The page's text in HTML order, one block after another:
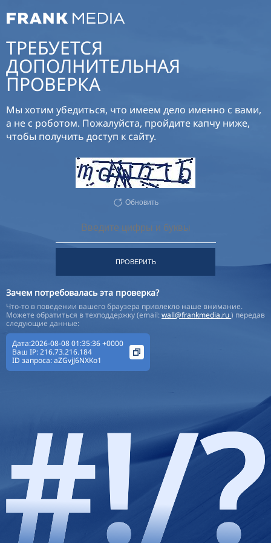
ТРЕБУЕТСЯ
ДОПОЛНИТЕЛЬНАЯ
ПРОВЕРКА
Мы хотим убедиться, что имеем дело именно с вами,
а не с роботом. Пожалуйста, пройдите капчу ниже,
чтобы получить доступ к сайту.
Обновить
ПРОВЕРИТЬ
Зачем потребовалась эта проверка?
Что-то в поведении вашего браузера привлекло наше внимание.
Можете обратиться в техподдержку (email:wall@frankmedia.ru) передав
следующие данные:
Дата:2026-08-08 01:35:36 +0000
Ваш IP:216.73.216.184
ID запроса:aZGvjJ6NXKo1